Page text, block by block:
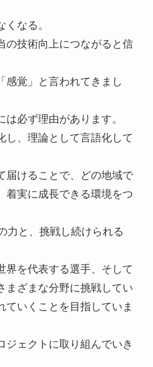
なる。
の技術向上につながると信
感覚」と言われてきまし
は必ず理由があります。
し、理論として言語化して
届けることで、どの地域で
着実に成長できる環境をつ
力と、挑戦し続けられる
界を代表する選手、そして
まざまな分野に挑戦してい
ていくことを目指していま
ジェクトに取り組んでいき